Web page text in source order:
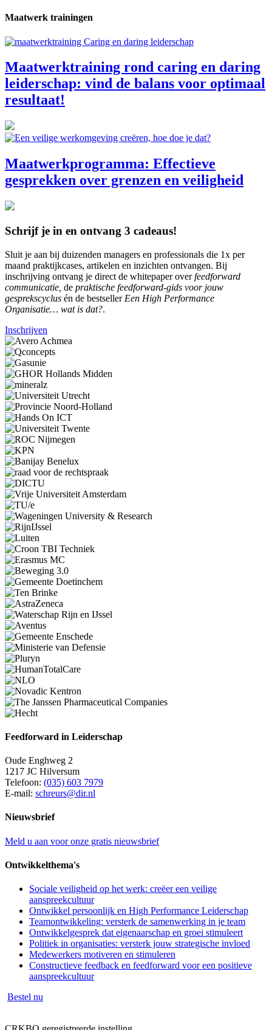
Maatwerk trainingen
Maatwerktraining rond caring en daring
leiderschap: vind de balans voor optimaal
resultaat!
Maatwerkprogramma: Effectieve
gesprekken over grenzen en veiligheid
Schrijf je in en ontvang 3 cadeaus!
Sluit je aan bij duizenden managers en professionals die 1x per
maand praktijkcases, artikelen en inzichten ontvangen. Bij
inschrijving ontvang je direct de whitepaper overfeedforward
communicatie, de praktische feedforward-gids voor jouw
gesprekscyclus én de bestseller Een High Performance
Organisatie… wat is dat?.
Inschrijven
Feedforward in Leiderschap
Oude Enghweg 2
1217 JC Hilversum
Telefoon: (035) 603 7979
E-mail: schreurs@dir.nl
Nieuwsbrief
Meld u aan voor onze gratis nieuwsbrief
Ontwikkelthema's
Sociale veiligheid op het werk: creëer een veilige
aanspreekcultuur
Ontwikkel persoonlijk en High Performance Leiderschap
Teamontwikkeling: versterk de samenwerking in je team
Ontwikkelgesprek dat eigenaarschap en groei stimuleert
Politiek in organisaties: versterk jouw strategische invloed
Medewerkers motiveren en stimuleren
Constructieve feedback en feedforward voor een positieve
aanspreekcultuur
Bestel nu